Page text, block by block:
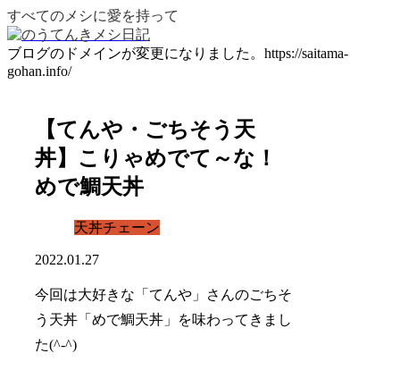
すべてのメシに愛を持って
ブログのドメインが変更になりました。https://saitama-
gohan.info/
【てんや・ごちそう天
丼】こりゃめでて～な！
めで鯛天丼
天丼チェーン
2022.01.27
今回は大好きな 「てんや」
さんのごちそ
う天丼 「めで鯛天丼」
を味わってきまし
た(^-^)